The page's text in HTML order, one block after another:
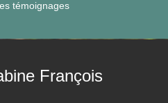
témoignages
François